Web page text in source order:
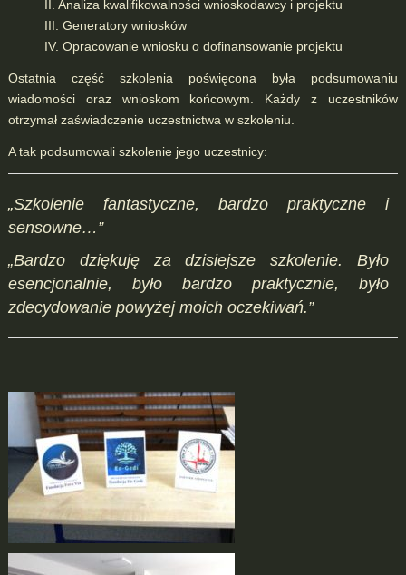
II. Analiza kwalifikowalności wnioskodawcy i projektu
III. Generatory wniosków
IV. Opracowanie wniosku o dofinansowanie projektu
Ostatnia część szkolenia poświęcona była podsumowaniu
wiadomości oraz wnioskom końcowym. Każdy z uczestników
otrzymał zaświadczenie uczestnictwa w szkoleniu.
A tak podsumowali szkolenie jego uczestnicy:
„Szkolenie fantastyczne, bardzo praktyczne i
sensowne…”
„Bardzo dziękuję za dzisiejsze szkolenie. Było
esencjonalnie, było bardzo praktycznie, było
zdecydowanie powyżej moich oczekiwań.”